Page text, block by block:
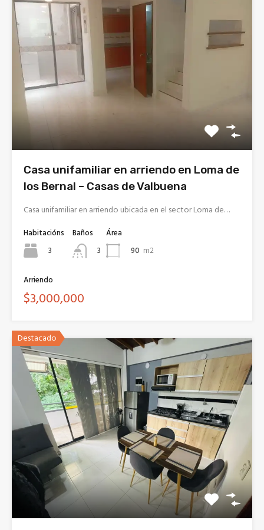
Casa unifamiliar en arriendo en Loma de
los Bernal – Casas de Valbuena
Casa unifamiliar en arriendo ubicada en el sector Loma de…
Habitacións
3
Baños
3
Área
90 m2
Arriendo
$3,000,000
Destacado